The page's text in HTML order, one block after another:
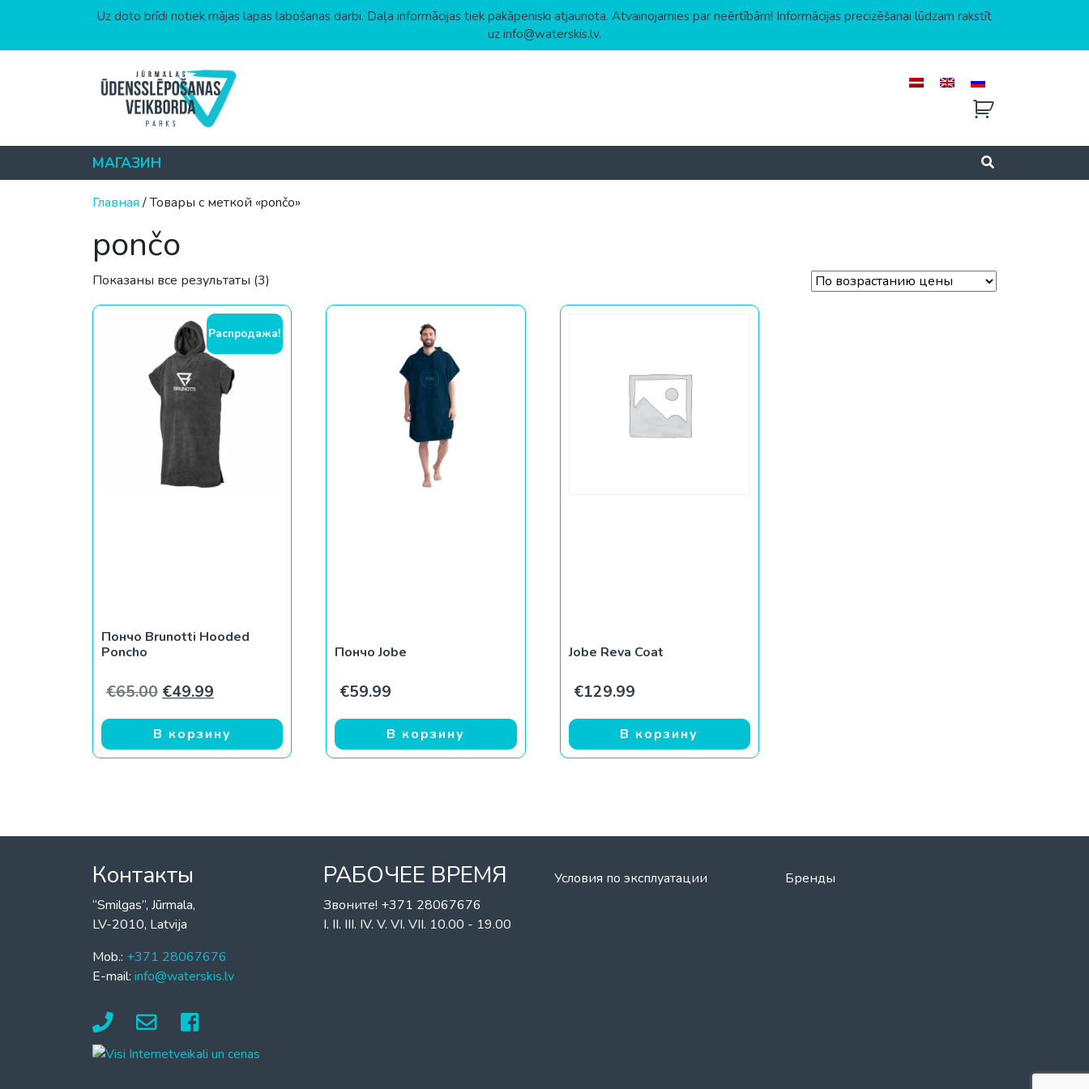
Uz doto brīdi notiek mājas lapas labošanas darbi. Daļa informācijas tiek pakāpeniski atjaunota. Atvainojamies par neērtībām! Informācijas precizēšanai lūdzam rakstīt
uz info@waterskis.lv.
МАГАЗИН
Главная/ Товары с меткой «pončo»
pončo
Показаны все результаты (3)
Распродажа!
Пончо Brunotti Hooded
Poncho
€65.00 Первоначальная цена составляла €65.00.
€49.99 Текущая цена: €49.99.
В корзину
Пончо Jobe
€59.99
В корзину
Jobe Reva Coat
€129.99
В корзину
Контакты
“Smilgas”, Jūrmala,
LV-2010, Latvija
Mob.: +371 28067676
E-mail: info@waterskis.lv
РАБОЧЕЕ ВРЕМЯ
Звоните! +371 28067676
I. II. III. IV. V. VI. VII. 10.00 - 19.00
Условия по эксплуатации Бренды